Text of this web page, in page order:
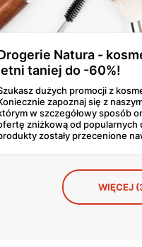
Natura -
taniej do -60%!
dużych promocji z
zapoznaj się z
w szczegółowy sposób
zniżkową od popularnych
zostały przecenione
na sezon
WIĘCEJ